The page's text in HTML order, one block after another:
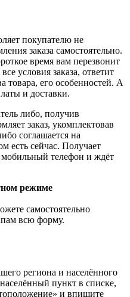
покупателю не
заказа самостоятельно.
время вам перезвонит
условия заказа, ответит
товара, его особенностей. А
и доставки.
либо, получив
заказ, укомплектовав
соглашается на
есть сейчас. Получает
телефон и ждёт
режиме
самостоятельно
всю форму.
региона и населённого
пункт в списке,
и впишите